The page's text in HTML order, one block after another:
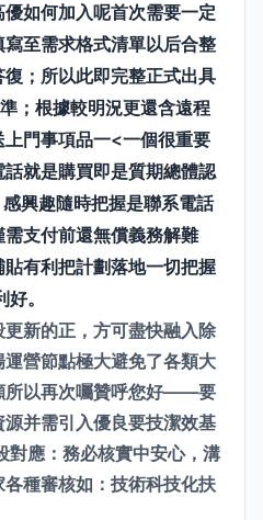
優如何加入呢首次需要一定
至需求格式清單以后合整
；所以此即完整正式出具
；根據較明況更還含遠程
門事項品一<一個很重要
就是購買即是質期總體認
興趣隨時把握是聯系電話
支付前還無償義務解難
有利把計劃落地一切把握
。
新的正，方可盡快融入除
營節點極大避免了各類大
所以再次囑贊呼您好——要
并需引入優良要技潔效基
對應：務必核實中安心，溝
種審核如：技術科技化扶